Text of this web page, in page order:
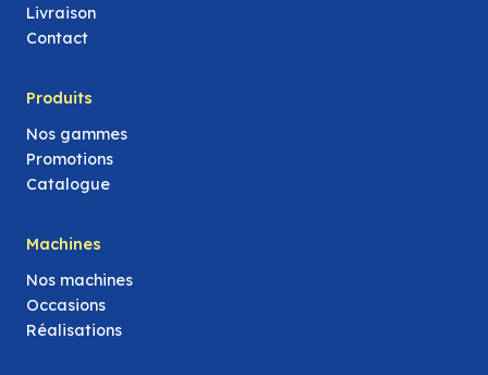
Livraison
Contact
Produits
Nos gammes
Promotions
Catalogue
Machines
Nos machines
Occasions
Réalisations